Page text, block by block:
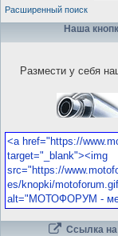
Расширенный поиск
Наша
Размести у себя
Ссылка на